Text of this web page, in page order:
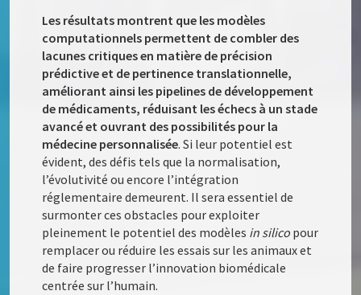
Les résultats montrent que les modèles
computationnels permettent de combler des
lacunes critiques en matière de précision
prédictive et de pertinence translationnelle,
améliorant ainsi les pipelines de développement
de médicaments, réduisant les échecs à un stade
avancé et ouvrant des possibilités pour la
médecine personnalisée. Si leur potentiel est
évident, des défis tels que la normalisation,
l’évolutivité ou encore l’intégration
réglementaire demeurent. Il sera essentiel de
surmonter ces obstacles pour exploiter
pleinement le potentiel des modèles in silico pour
remplacer ou réduire les essais sur les animaux et
de faire progresser l’innovation biomédicale
centrée sur l’humain.